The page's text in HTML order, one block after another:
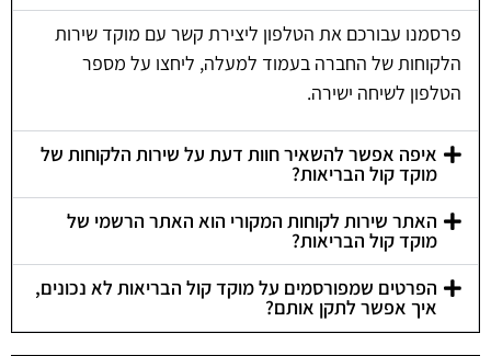
פרסמנו עבורכם את הטלפון ליצירת קשר עם מוקד שירות
הלקוחות של החברה בעמוד למעלה, ליחצו על מספר
הטלפון לשיחה ישירה.
איפה אפשר להשאיר חוות דעת על שירות הלקוחות של
מוקד קול הבריאות?
האתר שירות לקוחות המקורי הוא האתר הרשמי של
מוקד קול הבריאות?
הפרטים שמפורסמים על מוקד קול הבריאות לא נכונים,
איך אפשר לתקן אותם?